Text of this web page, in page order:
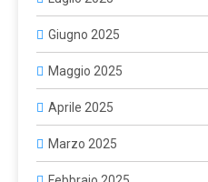
Giugno 2025
Maggio 2025
Aprile 2025
Marzo 2025